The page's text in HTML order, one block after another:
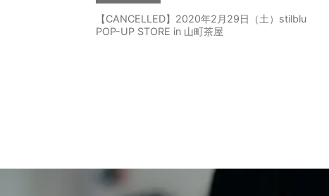
【CANCELLED】2020年2月29日（土）stilblu
POP-UP STORE in 山町茶屋